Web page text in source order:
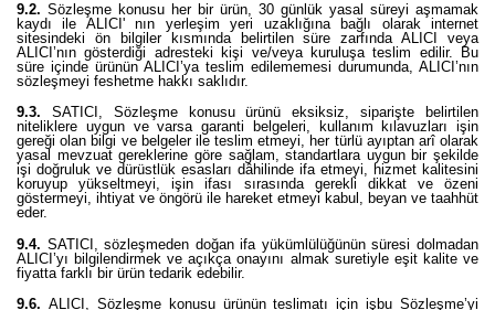
9.2. Sözleşme konusu her bir ürün, 30 günlük yasal süreyi aşmamak
kaydı ile ALICI' nın yerleşim yeri uzaklığına bağlı olarak internet
sitesindeki ön bilgiler kısmında belirtilen süre zarfında ALICI veya
ALICI’nın gösterdiği adresteki kişi ve/veya kuruluşa teslim edilir. Bu
süre içinde ürünün ALICI’ya teslim edilememesi durumunda, ALICI’nın
sözleşmeyi feshetme hakkı saklıdır.
9.3. SATICI, Sözleşme konusu ürünü eksiksiz, siparişte belirtilen
niteliklere uygun ve varsa garanti belgeleri, kullanım kılavuzları işin
gereği olan bilgi ve belgeler ile teslim etmeyi, her türlü ayıptan arî olarak
yasal mevzuat gereklerine göre sağlam, standartlara uygun bir şekilde
işi doğruluk ve dürüstlük esasları dâhilinde ifa etmeyi, hizmet kalitesini
koruyup yükseltmeyi, işin ifası sırasında gerekli dikkat ve özeni
göstermeyi, ihtiyat ve öngörü ile hareket etmeyi kabul, beyan ve taahhüt
eder.
9.4. SATICI, sözleşmeden doğan ifa yükümlülüğünün süresi dolmadan
ALICI’yı bilgilendirmek ve açıkça onayını almak suretiyle eşit kalite ve
fiyatta farklı bir ürün tedarik edebilir.
9.6. ALICI, Sözleşme konusu ürünün teslimatı için işbu Sözleşme’yi